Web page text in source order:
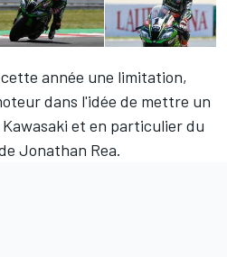
année une limitation,
dans l'idée de mettre un
et en particulier du
Jonathan Rea.